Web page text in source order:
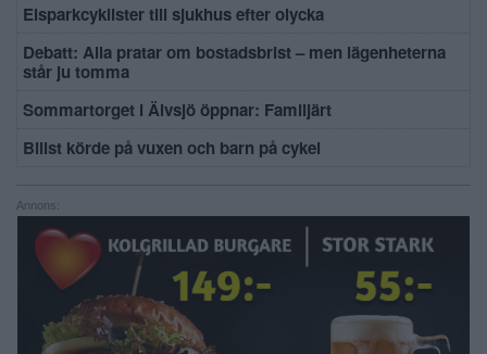
Elsparkcyklister till sjukhus efter olycka
Debatt: Alla pratar om bostadsbrist – men lägenheterna
står ju tomma
Sommartorget i Älvsjö öppnar: Familjärt
Bilist körde på vuxen och barn på cykel
Annons: